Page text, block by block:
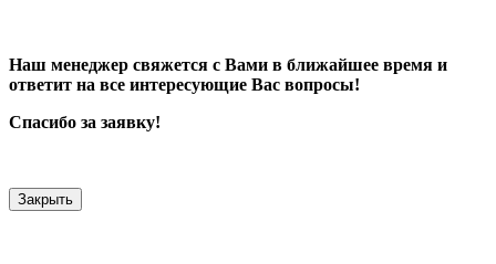
Наш менеджер свяжется с Вами в ближайшее время и
ответит на все интересующие Вас вопросы!
Спасибо за заявку!
Закрыть